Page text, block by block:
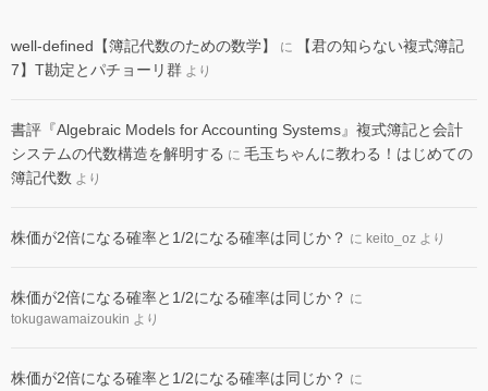
well-defined【簿記代数のための数学】 に
【君の知らない複式簿記
7】T勘定とパチョーリ群 より
書評『Algebraic Models for Accounting Systems』複式簿記と会計
システムの代数構造を解明する に 毛玉ちゃんに教わる！はじめての
簿記代数 より
株価が2倍になる確率と1/2になる確率は同じか？ に keito_oz より
株価が2倍になる確率と1/2になる確率は同じか？ に
tokugawamaizoukin より
株価が2倍になる確率と1/2になる確率は同じか？ に